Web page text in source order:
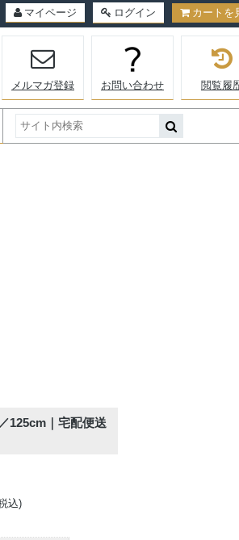
マイページ ログイン カートを
メルマガ登録 お問い合わせ 閲覧履
125cm｜宅配便送
込)